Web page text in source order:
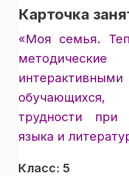
Карточка
«Моя семья.
трудности при
языка и
Класс: 5